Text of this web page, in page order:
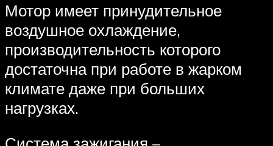
Мотор имеет принудительное
воздушное охлаждение,
производительность которого
достаточна при работе в жарком
климате даже при больших
нагрузках.